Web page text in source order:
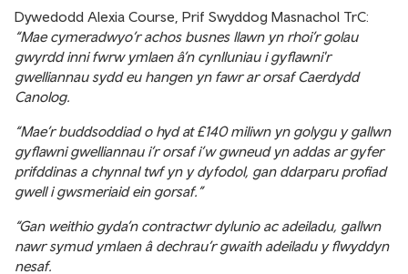
Dywedodd Alexia Course, Prif Swyddog Masnachol TrC:
“Mae cymeradwyo’r achos busnes llawn yn rhoi’r golau
gwyrdd inni fwrw ymlaen â’n cynlluniau i gyflawni'r
gwelliannau sydd eu hangen yn fawr ar orsaf Caerdydd
Canolog.
“Mae’r buddsoddiad o hyd at £140 miliwn yn golygu y gallwn
gyflawni gwelliannau i’r orsaf i’w gwneud yn addas ar gyfer
prifddinas a chynnal twf yn y dyfodol, gan ddarparu profiad
gwell i gwsmeriaid ein gorsaf.”
“Gan weithio gyda’n contractwr dylunio ac adeiladu, gallwn
nawr symud ymlaen â dechrau’r gwaith adeiladu y flwyddyn
nesaf.